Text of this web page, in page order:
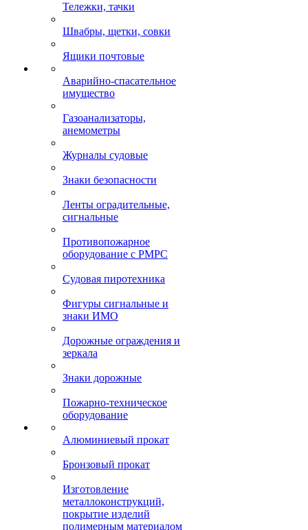
Тележки, тачки
Швабры, щетки, совки
Ящики почтовые
Аварийно-спасательное
имущество
Газоанализаторы,
анемометры
Журналы судовые
Знаки безопасности
Ленты оградительные,
сигнальные
Противопожарное
оборудование с РМРС
Судовая пиротехника
Фигуры сигнальные и
знаки ИМО
Дорожные ограждения и
зеркала
Знаки дорожные
Пожарно-техническое
оборудование
Алюминиевый прокат
Бронзовый прокат
Изготовление
металлоконструкций,
покрытие изделий
полимерным материалом